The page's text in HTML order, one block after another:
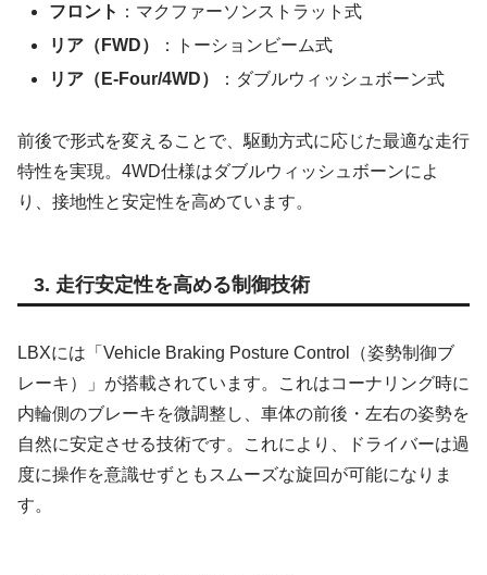
フロント ：マクファーソンストラット式
リア（FWD）
：トーションビーム式
リア（E-Four/4WD）
：ダブルウィッシュボーン式
前後で形式を変えることで、駆動方式に応じた最適な走行
特性を実現。4WD仕様はダブルウィッシュボーンによ
り、接地性と安定性を高めています。
3. 走行安定性を高める制御技術
LBXには「Vehicle Braking Posture Control（姿勢制御ブ
レーキ）」が搭載されています。これはコーナリング時に
内輪側のブレーキを微調整し、車体の前後・左右の姿勢を
自然に安定させる技術です。これにより、ドライバーは過
度に操作を意識せずともスムーズな旋回が可能になりま
す。